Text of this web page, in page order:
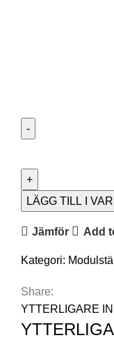
LÄGG TILL I
Jämför Add
Kategori:
Share:
YTTERLIGARE